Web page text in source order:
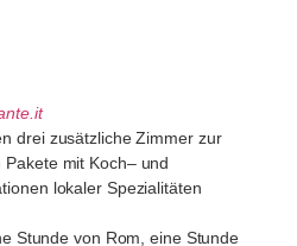
drei zusätzliche Zimmer zur
mit Koch– und
lokaler Spezialitäten
Stunde von Rom, eine Stunde